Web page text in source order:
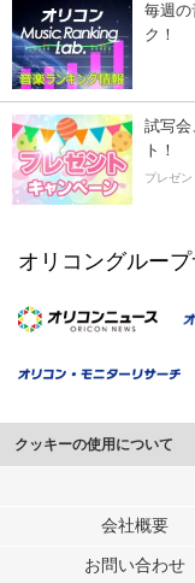
毎週の
ク！
試写会
ト！
プレゼ
オリコングループ
クッキーの使用について
このサイトでは Cookie を
行っています。
メディアや広告配信、デ
会社概要
お問い合わせ